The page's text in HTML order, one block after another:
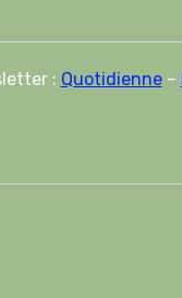
: Quotidienne–